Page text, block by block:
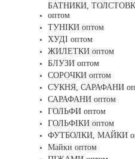
БАТНИКИ,
оптом
ТУНІКИ оптом
ХУДІ оптом
ЖИЛЕТКИ оптом
БЛУЗИ оптом
СОРОЧКИ оптом
СУКНЯ, САРАФАНИ
САРАФАНИ оптом
ГОЛЬФИ оптом
ГОЛЬФІКИ оптом
ФУТБОЛКИ, МАЙКИ
Майки оптом